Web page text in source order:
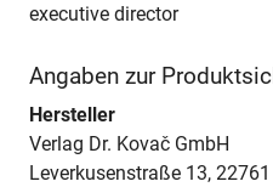
executive director
Angaben zur
Hersteller
Verlag Dr. Kovač GmbH
Leverkusenstraße 13,